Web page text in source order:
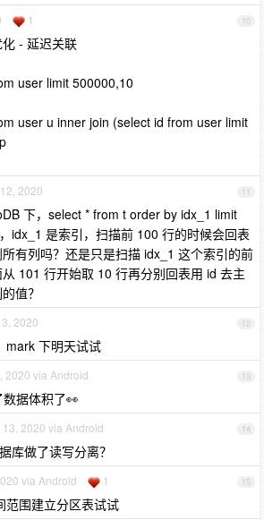
10
1
- 延迟关联
user limit 500000,10
user u inner join (select id from user limit
11
2020
下，select * from t order by idx_1 limit
idx_1 是索引，扫描前 100 行的时候会回表
有列吗？还是只是扫描 idx_1 这个索引的前
101 行开始取 10 行再分别回表用 id 去主
值？
12
2020
mark 下明天试试
13
2020 via Android
据体积了👀
14
13, 2020 via Android
库做了读写分离？
15
via Android 1
范围建立分区表试试